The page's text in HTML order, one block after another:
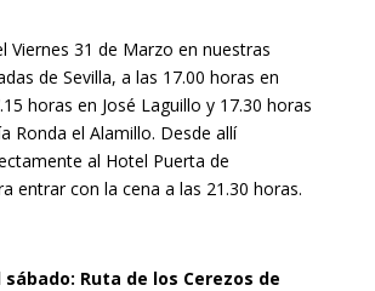
Viernes 31 de Marzo en nuestras
de Sevilla, a las 17.00 horas en
horas en José Laguillo y 17.30 horas
Ronda el Alamillo. Desde allí
al Hotel Puerta de
entrar con la cena a las 21.30 horas.
sábado: Ruta de los Cerezos de